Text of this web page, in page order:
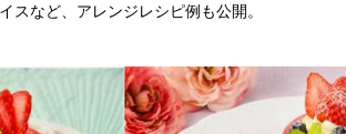
スなど、アレンジレシピ例も公開。